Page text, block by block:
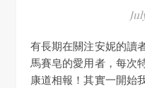
有長期在關注安妮的讀者一定知道我個人就是南法香頌
馬賽皂的愛用者，每次
康道相報！其實一開始